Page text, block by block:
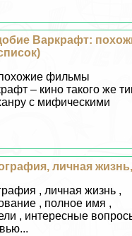
Варкрафт:
фильмы
– кино такого же
с мифическими
личная
, личная жизнь ,
, полное имя ,
, интересные